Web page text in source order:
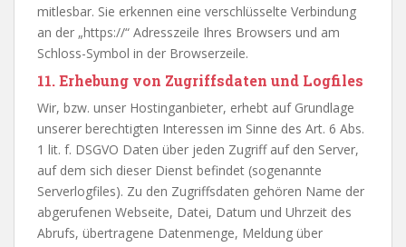
mitlesbar. Sie erkennen eine verschlüsselte Verbindung
an der „https://“ Adresszeile Ihres Browsers und am
Schloss-Symbol in der Browserzeile.
11. Erhebung von Zugriffsdaten und Logfiles
Wir, bzw. unser Hostinganbieter, erhebt auf Grundlage
unserer berechtigten Interessen im Sinne des Art. 6 Abs.
1 lit. f. DSGVO Daten über jeden Zugriff auf den Server,
auf dem sich dieser Dienst befindet (sogenannte
Serverlogfiles). Zu den Zugriffsdaten gehören Name der
abgerufenen Webseite, Datei, Datum und Uhrzeit des
Abrufs, übertragene Datenmenge, Meldung über